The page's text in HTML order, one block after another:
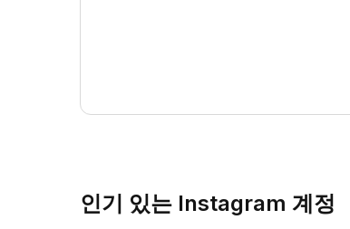
인기 있는 Instagram 계정